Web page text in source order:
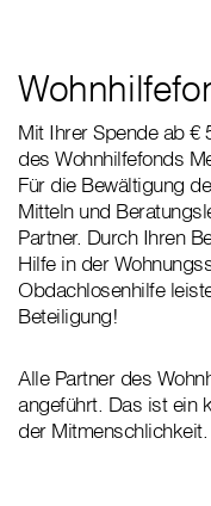
Mit Ihrer Spende ab €
des Wohnhilfefonds
Für die Bewältigung
Mitteln und
Partner. Durch Ihren
Hilfe in der
Obdachlosenhilfe
Beteiligung!
Alle Partner des
angeführt. Das ist ein
der Mitmenschlichkeit.